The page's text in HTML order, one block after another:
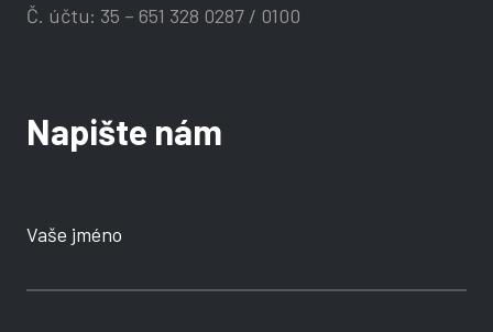
Č. účtu: 35 – 651 328 0287 / 0100
Napište nám
Vaše jméno